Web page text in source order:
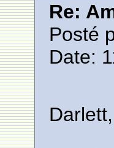
Re:
Posté
Date:
Darlett,